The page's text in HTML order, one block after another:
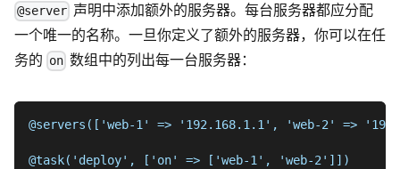
@server 声明中添加额外的服务器。每台服务器都应分配
一个唯一的名称。一旦你定义了额外的服务器，你可以在任
务的 on 数组中的列出每一台服务器：
@servers(['web-1' => '192.168.1.1', 'web-2' =>
@task('deploy', ['on' => ['web-1', 'web-2']])